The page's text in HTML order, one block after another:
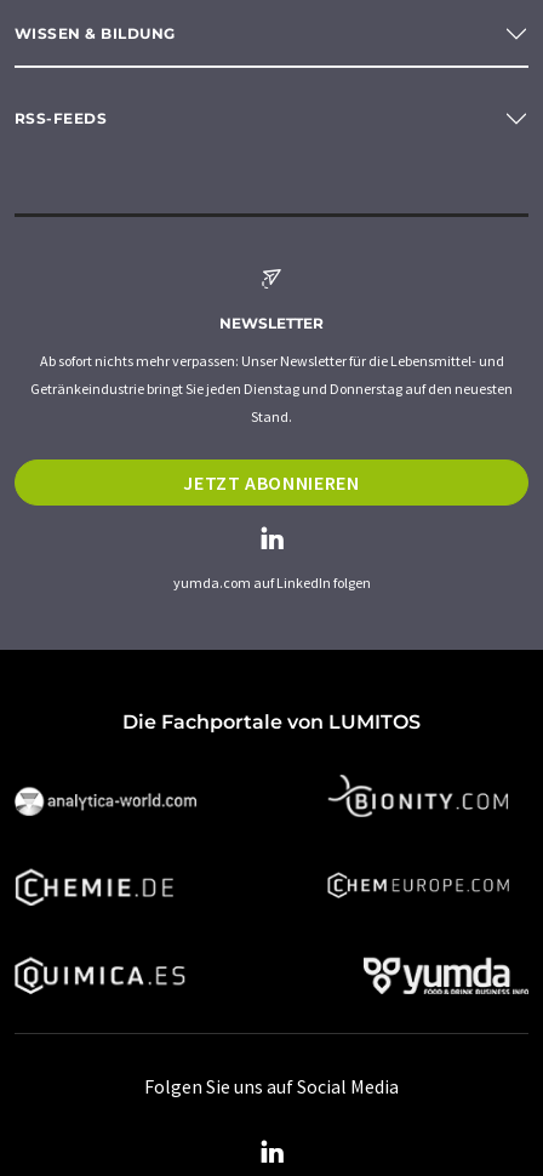
WISSEN & BILDUNG
RSS-FEEDS
NEWSLETTER
Ab sofort nichts mehr verpassen: Unser Newsletter für die Lebensmittel- und
Getränkeindustrie bringt Sie jeden Dienstag und Donnerstag auf den neuesten
Stand.
JETZT ABONNIEREN
yumda.com auf LinkedIn folgen
Die Fachportale von LUMITOS
Folgen Sie uns auf Social Media